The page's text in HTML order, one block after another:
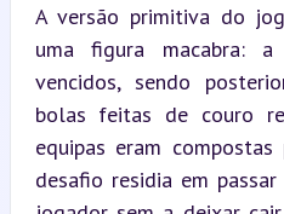
A versão primitiva do
uma figura macabra: a
vencidos, sendo
bolas feitas de couro
equipas eram
desafio residia em